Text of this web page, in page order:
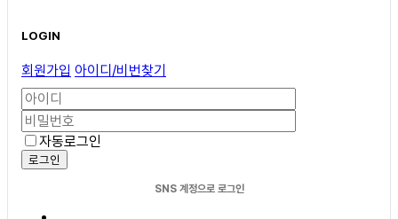
LOGIN
회원가입 아이디/비번찾기
자동로그인
로그인
SNS 계정으로 로그인